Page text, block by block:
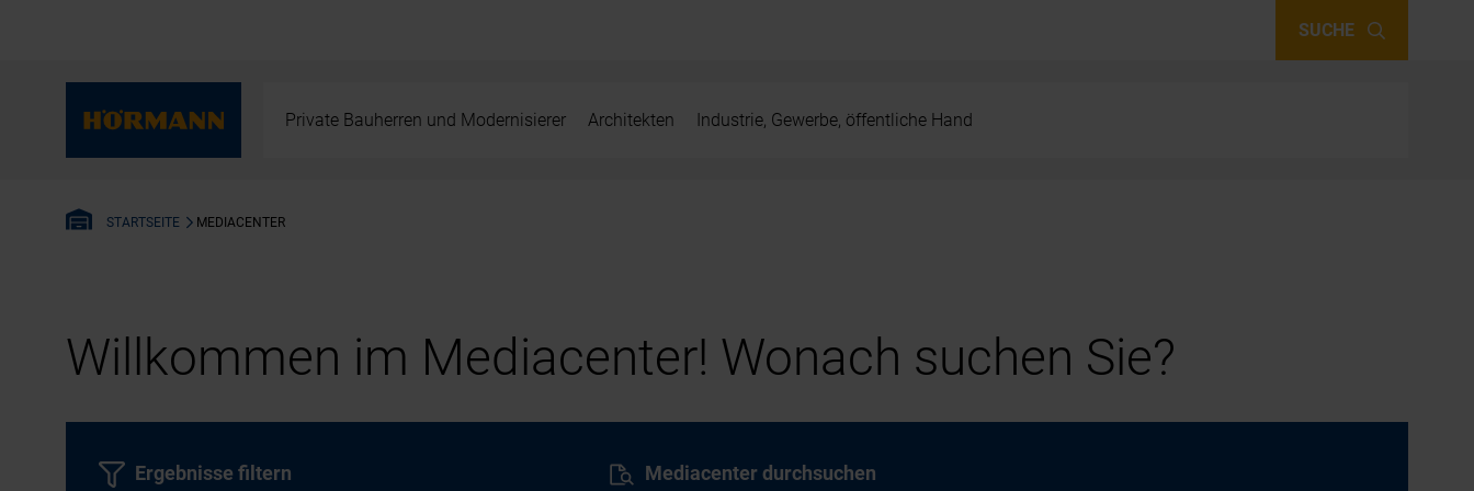
SUCHE
Private Bauherren und Modernisierer Architekten Industrie, Gewerbe, öffentliche Hand
STARTSEITE MEDIACENTER
Willkommen im Mediacenter! Wonach suchen Sie?
Mediacenter durchsuchen
Ergebnisse filtern